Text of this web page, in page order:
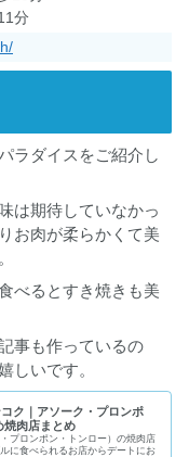
分
ラダイスをご紹介し
は期待していなかっ
お肉が柔らかくて美
べるとすき焼きも美
事も作っているの
しいです。
コク｜アソーク・プロンポ
焼肉店まとめ
プロンポン・トンロー）の焼肉店
に食べられるお店からデートにお